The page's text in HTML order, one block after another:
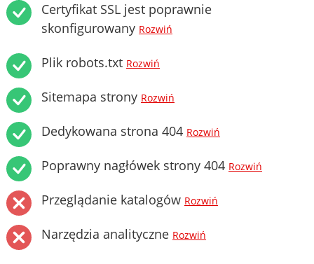
Certyfikat SSL jest poprawnie
skonfigurowany Rozwiń
Plik robots.txt Rozwiń
Sitemapa strony Rozwiń
Dedykowana strona 404 Rozwiń
Poprawny nagłówek strony 404 Rozwiń
Przeglądanie katalogów Rozwiń
Narzędzia analityczne Rozwiń